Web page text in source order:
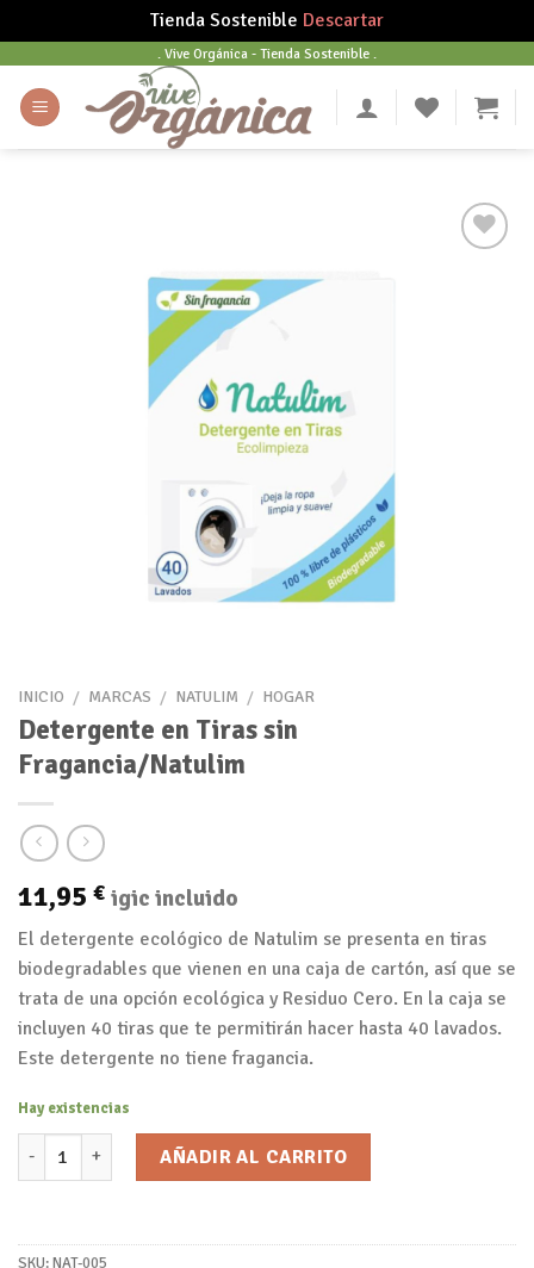
Tienda Sostenible Descartar
content
. Vive Orgánica - Tienda Sostenible .
INICIO / MARCAS / NATULIM / HOGAR
Detergente en Tiras sin
Fragancia/Natulim
11,95 € igic incluido
El detergente ecológico de Natulim se presenta en tiras
biodegradables que vienen en una caja de cartón, así que se
trata de una opción ecológica y Residuo Cero. En la caja se
incluyen 40 tiras que te permitirán hacer hasta 40 lavados.
Este detergente no tiene fragancia.
Hay existencias
Detergente en Tiras sin Fragancia/Natulim cantidad
AÑADIR AL CARRITO
SKU:NAT-005